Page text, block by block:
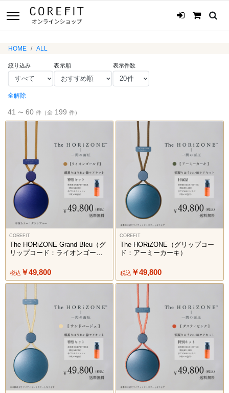
HOME ALL
絞り込み 表示順 表示件数
全解除
41 〜 60 件（全 199 件）
COREFIT
The HORiZONE Grand Bleu（グ
リップコード：ライオンゴール
税込 ￥49,800
COREFIT
The HORiZONE（グリップコー
ド：アーミーカーキ）
税込 ￥49,800